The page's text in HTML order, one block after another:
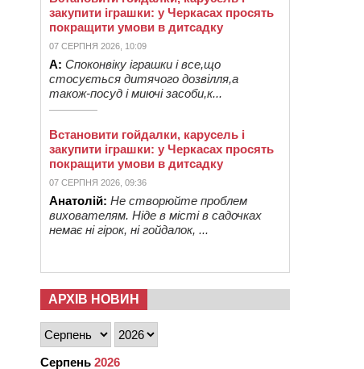
закупити іграшки: у Черкасах просять
покращити умови в дитсадку
07 СЕРПНЯ 2026, 10:09
А: Споконвіку іграшки і все,що
стосується дитячого дозвілля,а
також-посуд і миючі засоби,к...
Встановити гойдалки, карусель і
закупити іграшки: у Черкасах просять
покращити умови в дитсадку
07 СЕРПНЯ 2026, 09:36
Анатолій: Не створюйте проблем
вихователям. Ніде в місті в садочках
немає ні гірок, ні гойдалок, ...
АРХІВ НОВИН
Серпень 2026